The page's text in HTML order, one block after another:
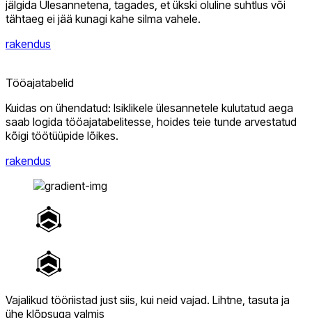
jälgida Ülesannetena, tagades, et ükski oluline suhtlus või
tähtaeg ei jää kunagi kahe silma vahele.
rakendus
Tööajatabelid
Kuidas on ühendatud: Isiklikele ülesannetele kulutatud aega
saab logida tööajatabelitesse, hoides teie tunde arvestatud
kõigi töötüüpide lõikes.
rakendus
Vajalikud tööriistad just siis, kui neid vajad. Lihtne, tasuta ja
ühe klõpsuga valmis